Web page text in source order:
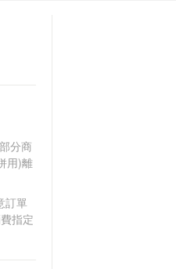
分商
用)離
訂單
指定